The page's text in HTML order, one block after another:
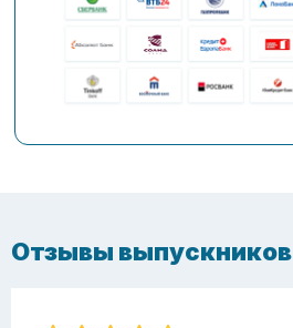
Отзывы выпускников